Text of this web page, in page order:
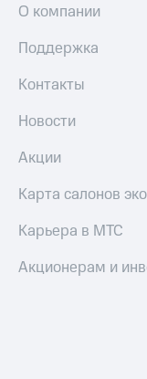
О компании
Поддержка
Контакты
Новости
Акции
Карта салонов
Карьера в МТС
Акционерам и